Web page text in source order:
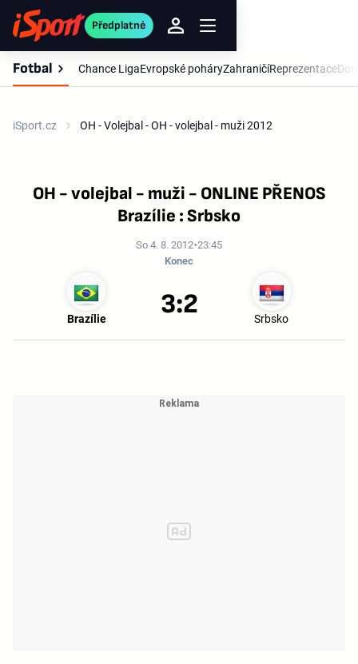
Předplatné
Fotbal Chance LigaEvropské poháryZahraničíReprezentace
iSport.cz OH - Volejbal - OH - volejbal - muži 2012
OH - volejbal - muži - ONLINE PŘENOS
Brazílie : Srbsko
So 4. 8. 2012 23:45
Konec
Brazílie Srbsko
3:2